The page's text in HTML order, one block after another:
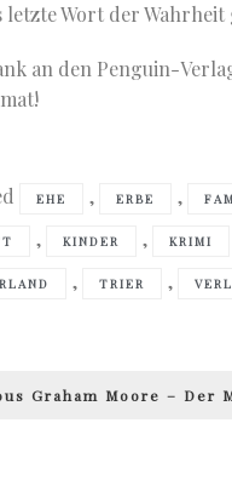
letzte Wort der
an den Penguin-
EHE , ERBE ,
, KINDER , KRIMI
, TRIER ,
Previous
Graham Moore – Der